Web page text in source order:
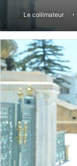
Le collimateur